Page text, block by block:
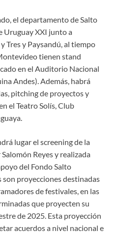
el departamento de Salto
Uruguay XXI junto a
Tres y Paysandú, al tiempo
tienen stand
en el Auditorio Nacional
Andes). Además, habrá
pitching de proyectos y
el Teatro Solís, Club
lugar el screening de la
Reyes y realizada
del Fondo Salto
proyecciones destinadas
de festivales, en las
que proyecten su
de 2025. Esta proyección
acuerdos a nivel nacional e